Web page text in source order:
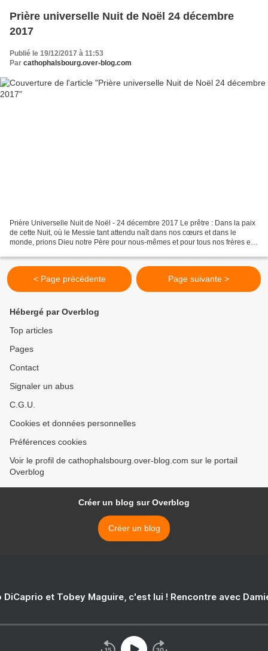
Prière universelle Nuit de Noël 24 décembre
2017
Publié le 19/12/2017 à 11:53
Par cathophalsbourg.over-blog.com
Prière Universelle Nuit de Noël - 24 décembre 2017 Le prêtre : Dans la paix
de cette Nuit, où le Messie tant attendu naît dans nos cœurs et dans le
monde, prions Dieu notre Père pour nous-mêmes et pour tous nos frères et
< Page précédente Page suivante >
Hébergé par Overblog
Top articles
Pages
Contact
Signaler un abus
C.G.U.
Cookies et données personnelles
Préférences cookies
Voir le profil de cathophalsbourg.over-blog.com sur le portail
Overblog
Créer un blog sur Overblog
Créer un blog
DiCaprio et Tobey Maguire, c'est lui ! Rencontre avec